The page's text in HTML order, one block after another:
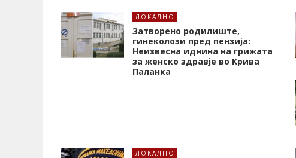
ЛОКАЛНО
Затворено родилиште,
гинеколози пред пензија:
Неизвесна иднина на грижата
за женско здравје во Крива
Паланка
ЛОКАЛНО